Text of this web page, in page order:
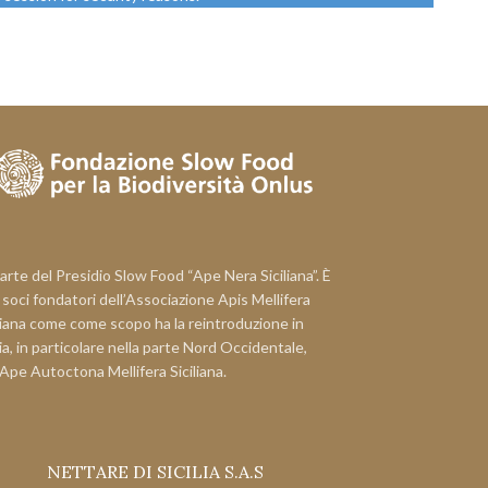
del Presidio Slow Food “Ape Nera Siciliana”. È
fondatori dell’Associazione Apis Mellifera
come come scopo ha la reintroduzione in
in particolare nella parte Nord Occidentale,
Autoctona Mellifera Siciliana.
NETTARE DI SICILIA S.A.S